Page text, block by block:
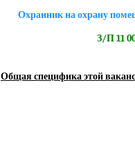
Охранник на охрану
З/П 11
Общая специфика этой